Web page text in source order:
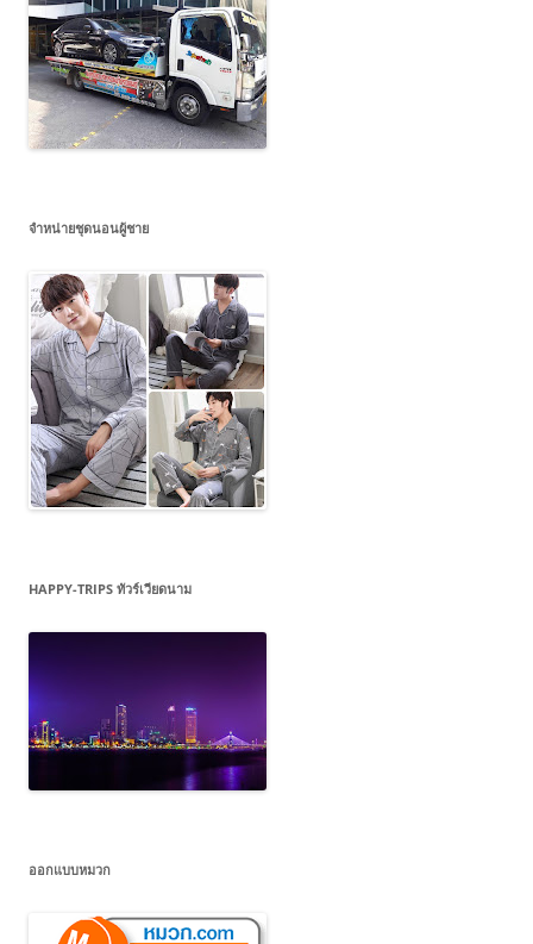
จำหน่ายชุดนอนผู้ชาย
HAPPY-TRIPS ทัวร์เวียดนาม
ออกแบบหมวก